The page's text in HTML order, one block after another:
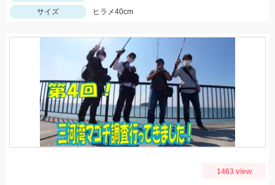
サイズ
ヒラメ40cm
1463 view